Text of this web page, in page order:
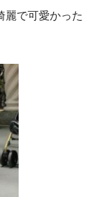
麗で可愛かった